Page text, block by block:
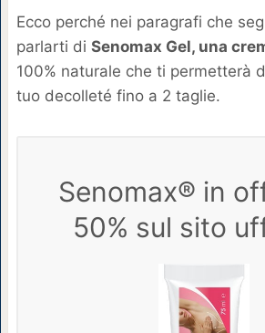
Ecco perché nei paragrafi che
parlarti di Senomax Gel, una
100% naturale che ti permetterà
tuo decolleté fino a 2 taglie.
Senomax® in
50% sul sito